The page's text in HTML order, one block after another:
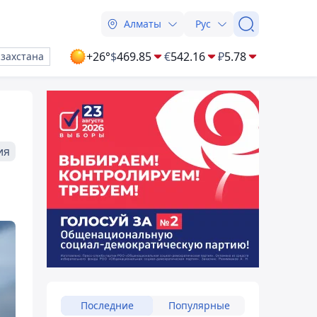
Алматы Рус
+26°$469.85 €542.16 ₽5.78
Последние Популярные